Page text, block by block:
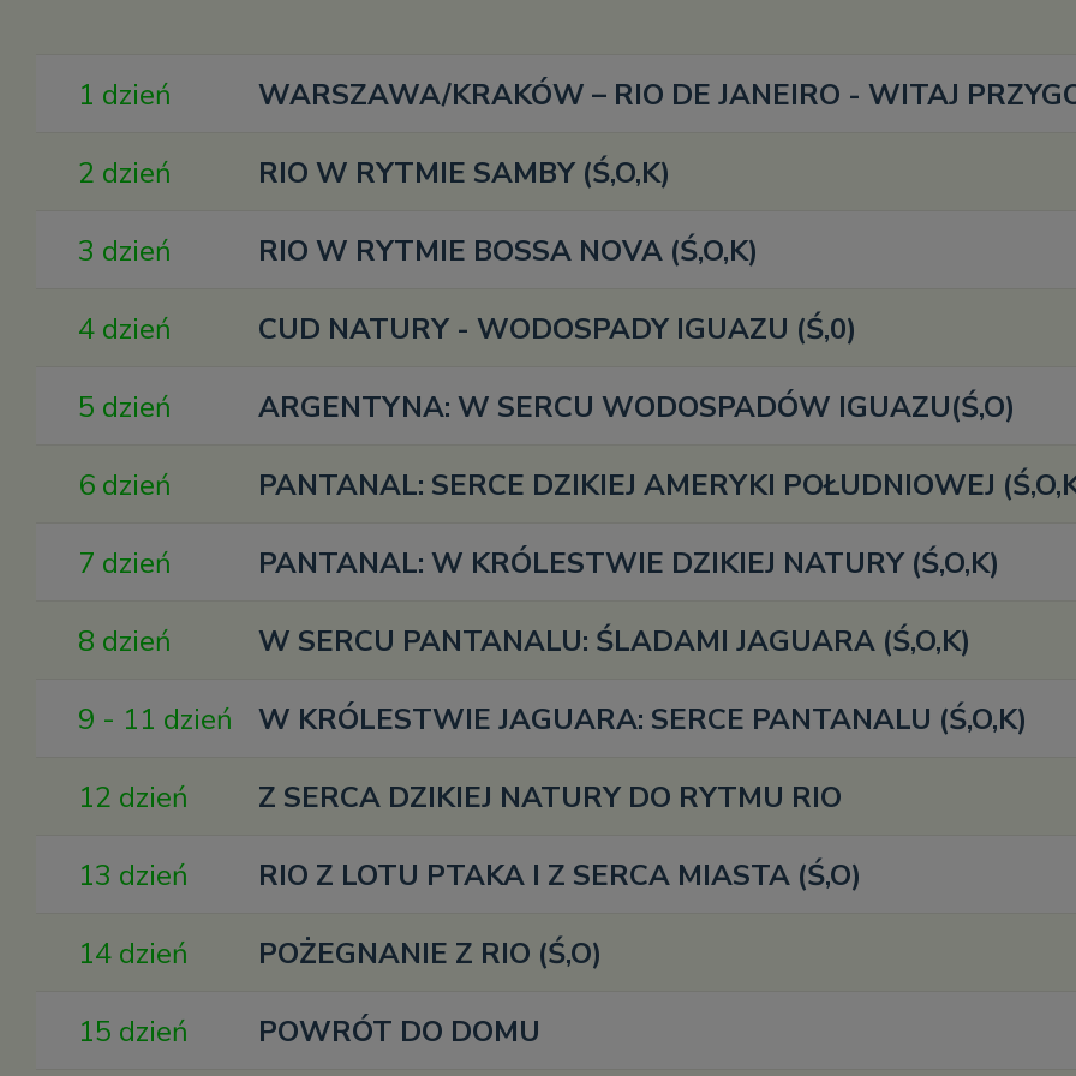
1 dzień WARSZAWA/KRAKÓW – RIO DE JANEIRO - WITAJ
2 dzień RIO W RYTMIE SAMBY (Ś,O,K)
3 dzień RIO W RYTMIE BOSSA NOVA (Ś,O,K)
4 dzień CUD NATURY - WODOSPADY IGUAZU (Ś,0)
5 dzień ARGENTYNA: W SERCU WODOSPADÓW IGUAZU(Ś,O)
6 dzień PANTANAL: SERCE DZIKIEJ AMERYKI POŁUDNIOWEJ
7 dzień PANTANAL: W KRÓLESTWIE DZIKIEJ NATURY (Ś,O,K)
8 dzień W SERCU PANTANALU: ŚLADAMI JAGUARA (Ś,O,K)
9 - 11 dzień W KRÓLESTWIE JAGUARA: SERCE PANTANALU (Ś,O,K)
12 dzień Z SERCA DZIKIEJ NATURY DO RYTMU RIO
13 dzień RIO Z LOTU PTAKA I Z SERCA MIASTA (Ś,O)
14 dzień POŻEGNANIE Z RIO (Ś,O)
15 dzień POWRÓT DO DOMU